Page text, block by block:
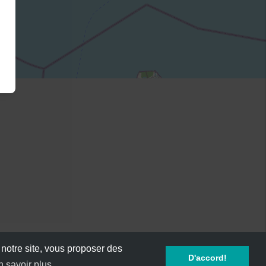
site, vous proposer des
D'accord!